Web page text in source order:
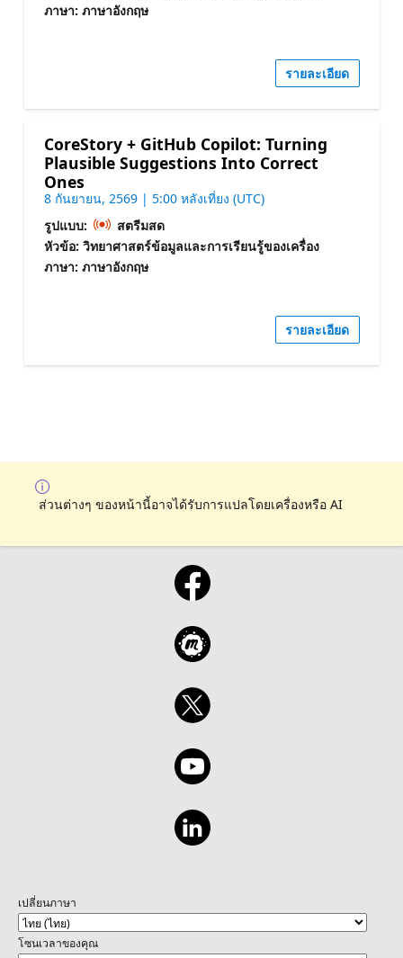
ภาษา: ภาษาอังกฤษ
รายละเอียด
CoreStory + GitHub Copilot: Turning
Plausible Suggestions Into Correct
Ones
8 กันยายน, 2569 | 5:00 หลังเที่ยง (UTC)
รูปแบบ:
สตรีมสด
หัวข้อ: วิทยาศาสตร์ข้อมูลและการเรียนรู้ของเครื่อง
ภาษา: ภาษาอังกฤษ
รายละเอียด
ส่วนต่างๆ ของหน้านี้อาจได้รับการแปลโดยเครื่องหรือ AI
เปลี่ยนภาษา
โซนเวลาของคุณ